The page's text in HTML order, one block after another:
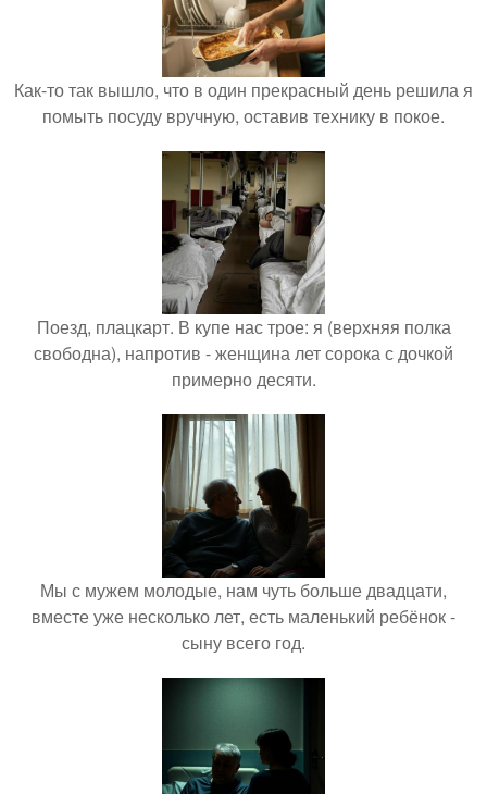
Как-то так вышло, что в один прекрасный день решила я
помыть посуду вручную, оставив технику в покое.
Поезд, плацкарт. В купе нас трое: я (верхняя полка
свободна), напротив - женщина лет сорока с дочкой
примерно десяти.
Мы с мужем молодые, нам чуть больше двадцати,
вместе уже несколько лет, есть маленький ребёнок -
сыну всего год.